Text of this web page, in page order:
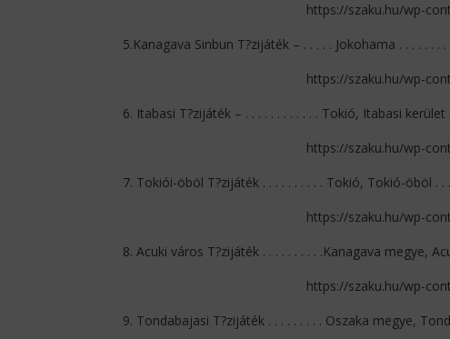
https://szaku.hu/wp-
5.Kanagava Sinbun T?zijáték – . . . . . Jokohama . . . . . . .
https://szaku.hu/wp-
6. Itabasi T?zijáték – . . . . . . . . . . . . Tokió, Itabasi kerület
https://szaku.hu/wp-
7. Tokiói-öböl T?zijáték . . . . . . . . . . Tokió, Tokió-öböl . .
https://szaku.hu/wp-
8. Acuki város T?zijáték . . . . . . . . . .Kanagava megye,
https://szaku.hu/wp-
9. Tondabajasi T?zijáték . . . . . . . . . Oszaka megye,